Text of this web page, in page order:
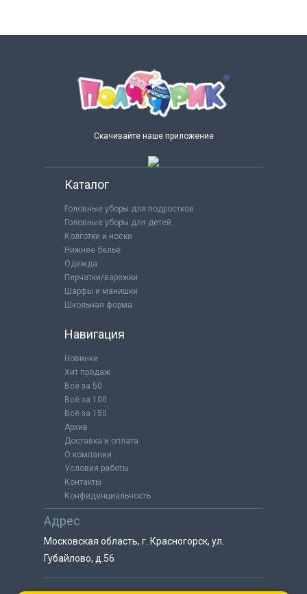
Скачивайте наше приложение
Каталог
Головные уборы для подростков
Головные уборы для детей
Колготки и носки
Нижнее бельё
Одежда
Перчатки/варежки
Шарфы и манишки
Школьная форма
Навигация
Новинки
Хит продаж
Всё за 50
Всё за 100
Всё за 150
Архив
Доставка и оплата
О компании
Условия работы
Контакты
Конфиденциальность
Адрес
Московская область, г. Красногорск, ул.
Губайлово, д.56